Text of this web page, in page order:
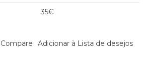
35€
Adicionar à Lista de desejos